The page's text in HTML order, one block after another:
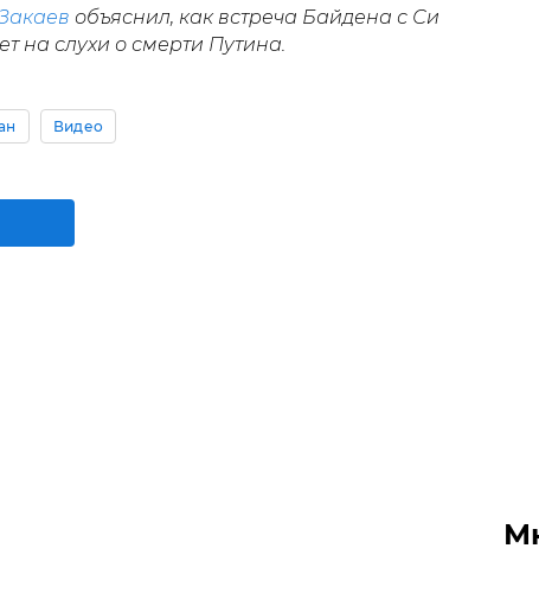
объяснил, как встреча Байдена с Си
на слухи о смерти Путина.
Видео